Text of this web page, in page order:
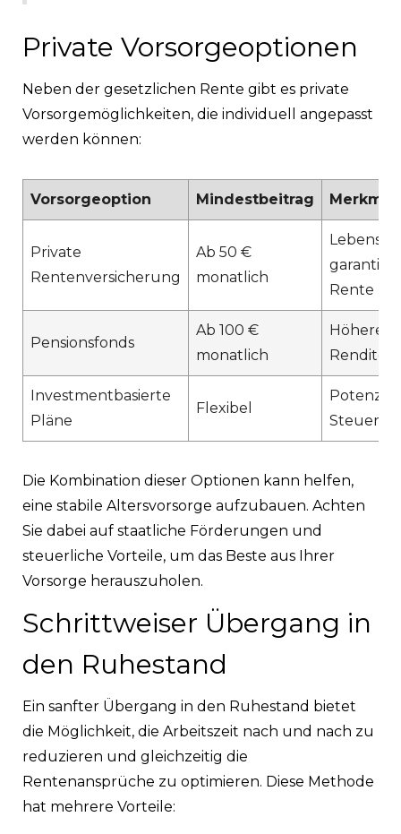
Private Vorsorgeoptionen
Neben der gesetzlichen Rente gibt es private
Vorsorgemöglichkeiten, die individuell angepasst
werden können:
Vorsorgeoption Mindestbeitrag
Private
Rentenversicherung
Ab 50 €
monatlich
Rente
Pensionsfonds
Ab 100 €
monatlich
Höhere
Investmentbasierte
Pläne
Flexibel
Die Kombination dieser Optionen kann helfen,
eine stabile Altersvorsorge aufzubauen. Achten
Sie dabei auf staatliche Förderungen und
steuerliche Vorteile, um das Beste aus Ihrer
Vorsorge herauszuholen.
Schrittweiser Übergang in
den Ruhestand
Ein sanfter Übergang in den Ruhestand bietet
die Möglichkeit, die Arbeitszeit nach und nach zu
reduzieren und gleichzeitig die
Rentenansprüche zu optimieren. Diese Methode
hat mehrere Vorteile: